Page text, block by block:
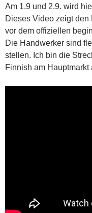
Am 1.9 und 2.9. wird
Dieses Video zeigt den
vor dem offiziellen
Die Handwerker sind
stellen. Ich bin die
Finnish am